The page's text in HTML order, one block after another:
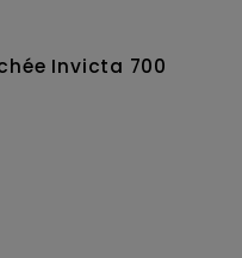
Invicta 700